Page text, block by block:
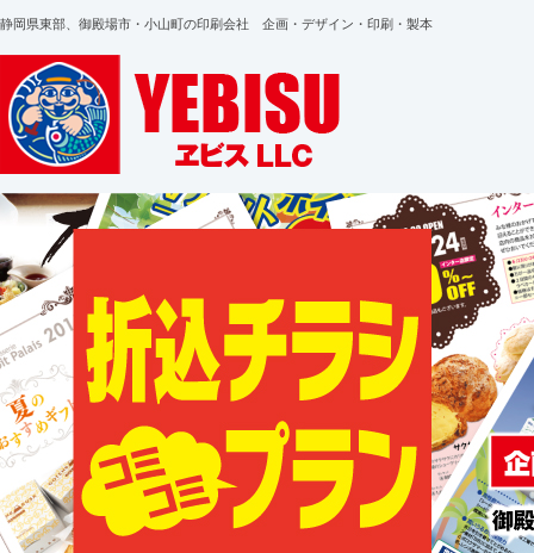
静岡県東部、御殿場市・小山町の印刷会社 企画・デザイン・印刷・製本